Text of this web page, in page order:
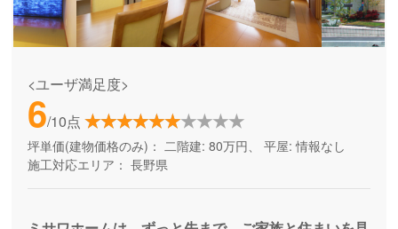
<ユーザ満足度>
6/10点
坪単価(建物価格のみ)： 二階建: 80万円、 平屋: 情報なし
施工対応エリア： 長野県